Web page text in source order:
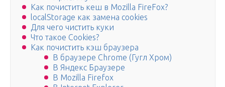
Как почистить кеш в Mozilla FireFox?
localStorage как замена cookies
Для чего чистить куки
Что такое Cookies?
Как почистить кэш браузера
В браузере Chrome (Гугл Хром)
В Яндекс Браузере
В Mozilla Firefox